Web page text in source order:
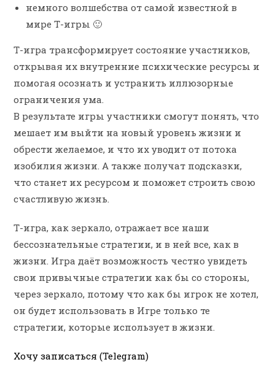
немного волшебства от самой известной в
мире Т-игры 🙂
Т-игра трансформирует состояние участников,
открывая их внутренние психические ресурсы и
помогая осознать и устранить иллюзорные
ограничения ума.
В результате игры участники смогут понять, что
мешает им выйти на новый уровень жизни и
обрести желаемое, и что их уводит от потока
изобилия жизни. А также получат подсказки,
что станет их ресурсом и поможет строить свою
счастливую жизнь.
Т-игра, как зеркало, отражает все наши
бессознательные стратегии, и в ней все, как в
жизни. Игра даёт возможность честно увидеть
свои привычные стратегии как бы со стороны,
через зеркало, потому что как бы игрок не хотел,
он будет использовать в Игре только те
стратегии, которые использует в жизни.
Хочу записаться (Telegram)